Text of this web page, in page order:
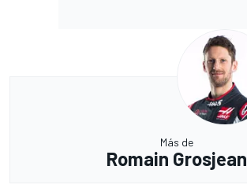
Más de
Romain Grosjean